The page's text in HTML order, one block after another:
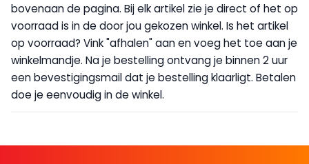
bovenaan de pagina. Bij elk artikel zie je direct of het op
voorraad is in de door jou gekozen winkel. Is het artikel
op voorraad? Vink "afhalen" aan en voeg het toe aan je
winkelmandje. Na je bestelling ontvang je binnen 2 uur
een bevestigingsmail dat je bestelling klaarligt. Betalen
doe je eenvoudig in de winkel.